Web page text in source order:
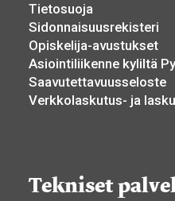
Tietosuoja
Sidonnaisuusrekisteri
Opiskelija-avustukset
Asiointiliikenne kyliltä
Saavutettavuusseloste
Verkkolaskutus- ja
Tekniset